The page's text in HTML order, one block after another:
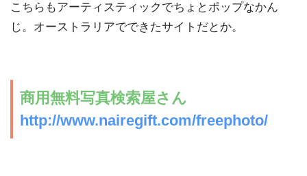
こちらもアーティスティックでちょとポップなかん
じ。オーストラリアでできたサイトだとか。
商用無料写真検索屋さん
http://www.nairegift.com/freephoto/